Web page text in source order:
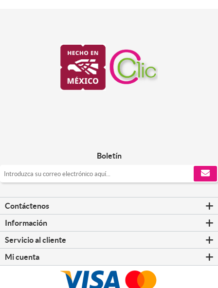
Boletín
Contáctenos
Información
Servicio al cliente
Mi cuenta